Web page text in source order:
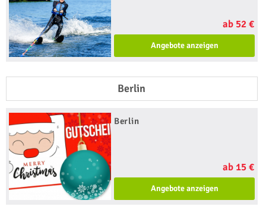
ab 52 €
Angebote anzeigen
Berlin
Berlin
ab 15 €
Angebote anzeigen